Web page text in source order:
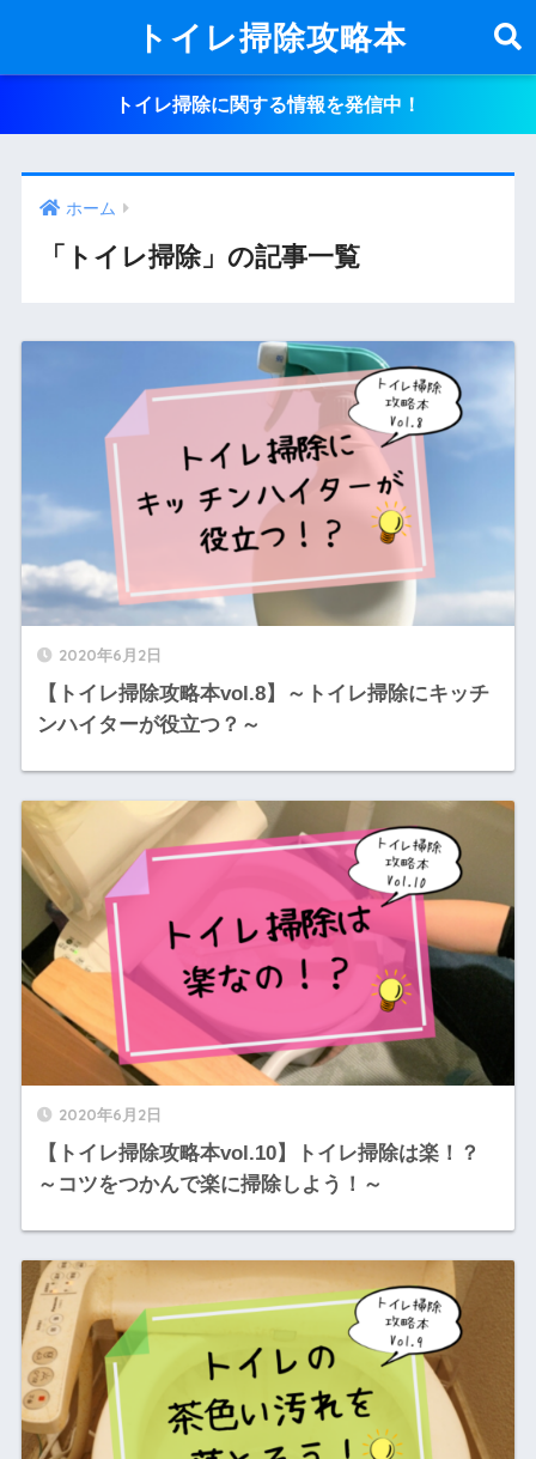
トイレ掃除攻略本
トイレ掃除に関する情報を発信中！
ホーム
「トイレ掃除」の記事一覧
2020年6月2日
【トイレ掃除攻略本vol.8】～トイレ掃除にキッチ
ンハイターが役立つ？～
2020年6月2日
【トイレ掃除攻略本vol.10】トイレ掃除は楽！？
～コツをつかんで楽に掃除しよう！～